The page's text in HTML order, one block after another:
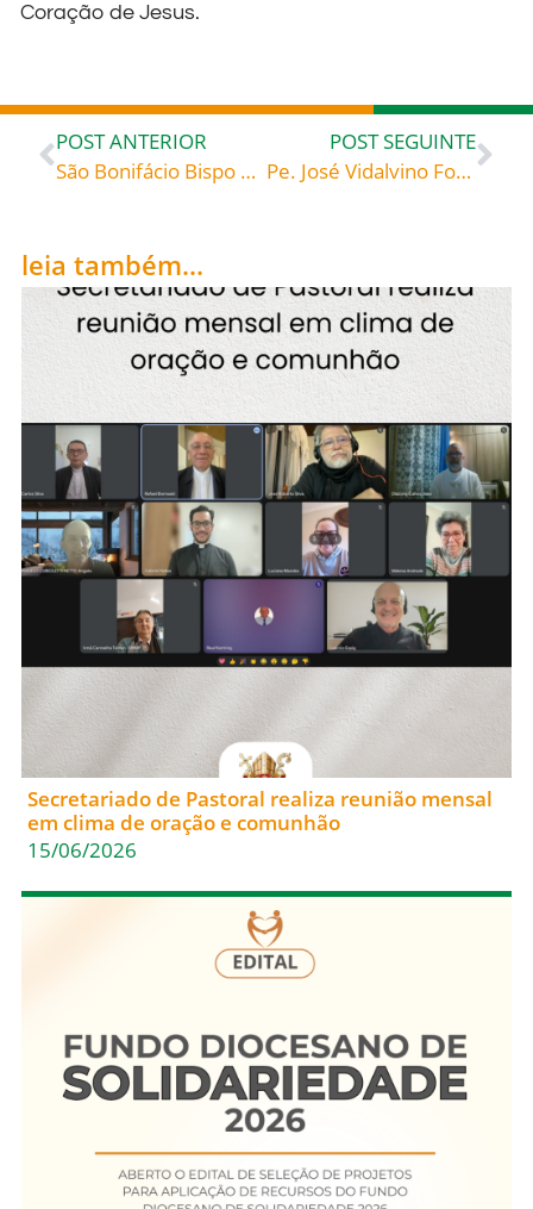
Coração de Jesus.
POST ANTERIOR
São Bonifácio Bispo e Mártir. (+ Frísia, 754), celebrado hoje, 05, roga por todos nós e ajuda-nos a livrar-nos do coronavírus!
POST SEGUINTE
Pe. José Vidalvino Fontanella, Administrador Paroquial da Paróquia Imaculada Conceição, Rio dos Cedros, de 2013 a 30 de maio de 2020
leia também...
Secretariado de Pastoral realiza reunião mensal
em clima de oração e comunhão
15/06/2026